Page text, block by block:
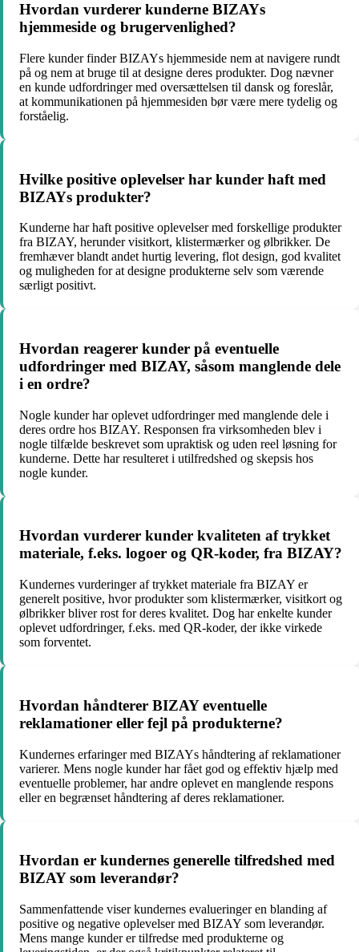
Hvordan vurderer kunderne BIZAYs
hjemmeside og brugervenlighed?
Flere kunder finder BIZAYs hjemmeside nem at navigere rundt
på og nem at bruge til at designe deres produkter. Dog nævner
en kunde udfordringer med oversættelsen til dansk og foreslår,
at kommunikationen på hjemmesiden bør være mere tydelig og
forståelig.
Hvilke positive oplevelser har kunder haft med
BIZAYs produkter?
Kunderne har haft positive oplevelser med forskellige produkter
fra BIZAY, herunder visitkort, klistermærker og ølbrikker. De
fremhæver blandt andet hurtig levering, flot design, god kvalitet
og muligheden for at designe produkterne selv som værende
særligt positivt.
Hvordan reagerer kunder på eventuelle
udfordringer med BIZAY, såsom manglende dele
i en ordre?
Nogle kunder har oplevet udfordringer med manglende dele i
deres ordre hos BIZAY. Responsen fra virksomheden blev i
nogle tilfælde beskrevet som upraktisk og uden reel løsning for
kunderne. Dette har resulteret i utilfredshed og skepsis hos
nogle kunder.
Hvordan vurderer kunder kvaliteten af trykket
materiale, f.eks. logoer og QR-koder, fra BIZAY?
Kundernes vurderinger af trykket materiale fra BIZAY er
generelt positive, hvor produkter som klistermærker, visitkort og
ølbrikker bliver rost for deres kvalitet. Dog har enkelte kunder
oplevet udfordringer, f.eks. med QR-koder, der ikke virkede
som forventet.
Hvordan håndterer BIZAY eventuelle
reklamationer eller fejl på produkterne?
Kundernes erfaringer med BIZAYs håndtering af reklamationer
varierer. Mens nogle kunder har fået god og effektiv hjælp med
eventuelle problemer, har andre oplevet en manglende respons
eller en begrænset håndtering af deres reklamationer.
Hvordan er kundernes generelle tilfredshed med
BIZAY som leverandør?
Sammenfattende viser kundernes evalueringer en blanding af
positive og negative oplevelser med BIZAY som leverandør.
Mens mange kunder er tilfredse med produkterne og